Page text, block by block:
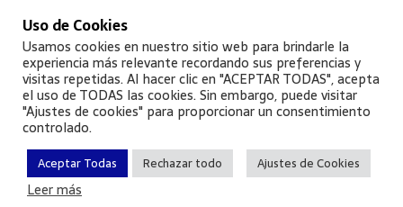
Uso de Cookies
Usamos cookies en nuestro sitio web para brindarle la
experiencia más relevante recordando sus preferencias y
visitas repetidas. Al hacer clic en "ACEPTAR TODAS", acepta
el uso de TODAS las cookies. Sin embargo, puede visitar
"Ajustes de cookies" para proporcionar un consentimiento
controlado.
Aceptar Todas Rechazar todo Ajustes de Cookies
Leer más